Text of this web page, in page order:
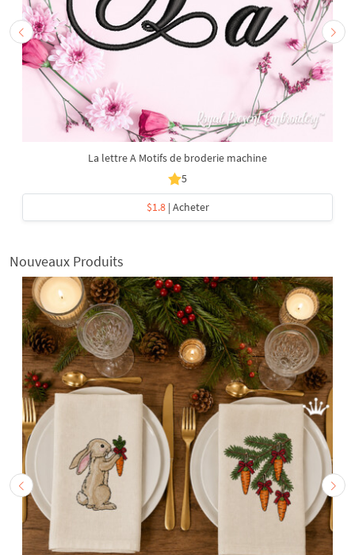
La lettre A Motifs de broderie machine
5
$1.8| Acheter
Nouveaux Produits